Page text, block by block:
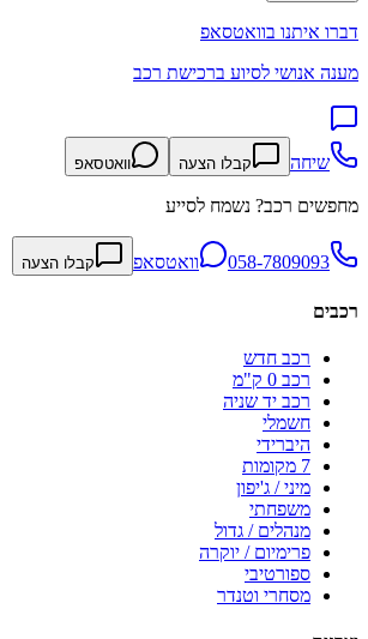
דברו איתנו בוואטסאפ
מענה אנושי לסיוע ברכישת רכב
שיחה קבלו הצעה וואטסאפ
מחפשים רכב? נשמח לסייע
058-7809093 וואטסאפ קבלו הצעה
רכבים
רכב חדש
רכב 0 ק"מ
רכב יד שניה
חשמלי
היברידי
7 מקומות
מיני / ג'יפון
משפחתי
מנהלים / גדול
פרימיום / יוקרה
ספורטיבי
מסחרי וטנדר